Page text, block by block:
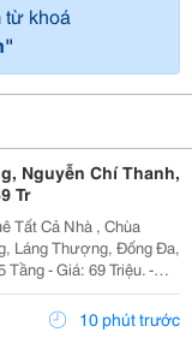
từ khoá
Nguyễn Chí Thanh,
Tr
Tất Cả Nhà , Chùa
Láng Thượng, Đống Đa,
- Giá: 69 Triệu. -
- Vỉa Hè Lớn,
Ngay Gần Ngã...10 phút trước